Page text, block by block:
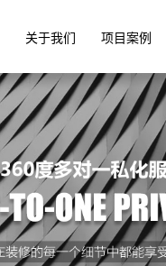
关于我们 项目案例